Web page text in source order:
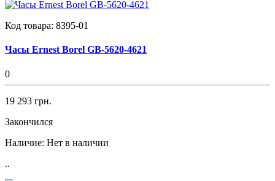
Код товара: 8395-01
Часы Ernest Borel GB-5620-4621
0
19 293 грн.
Закончился
Наличие: Нет в наличии
..